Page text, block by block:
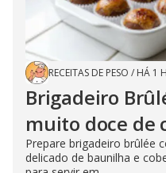
RECEITAS DE PESO / HÁ 1
Brigadeiro
muito doce de
Prepare brigadeiro brûlée
delicado de baunilha e